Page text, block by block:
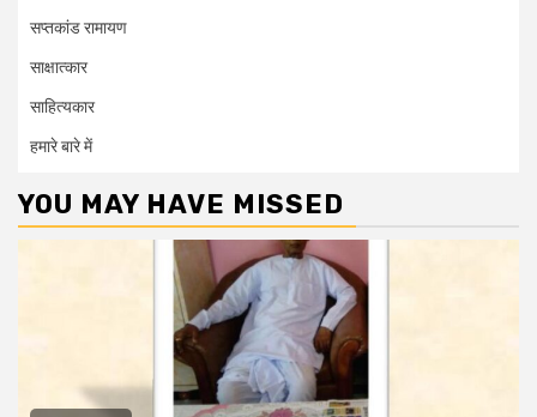
सप्तकांड रामायण
साक्षात्कार
साहित्यकार
हमारे बारे में
YOU MAY HAVE MISSED